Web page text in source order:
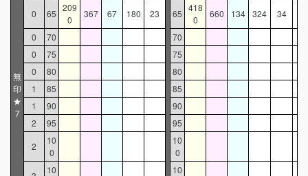
無
印
★
7
0 65
209
0
367 67 180 23 65
418
0
660 134 324
34
0
70
70
0
75
75
0
80
80
1
85
85
1
90
90
2
95
95
2
10
0
10
0
10
10